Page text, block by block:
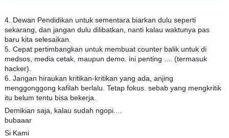
4. Dewan Pendidikan untuk sementara biarkan dulu seperti
sekarang, dan jangan dulu dilibatkan, nanti kalau waktunya pas
baru kita selesaikan.
5. Cepat pertimbangkan untuk membuat counter balik untuk di
medsos, media cetak, maupun demo. ini penting .... (termasuk
hacker).
6. Jangan hiraukan kritikan-kritikan yang ada, anjing
menggonggong kafilah berlalu. Tetap fokus. sebab yang mengkritik
itu belum tentu bisa bekerja.
Demikian saja, kalau sudah ngopi....
bubaaar
Si Kami